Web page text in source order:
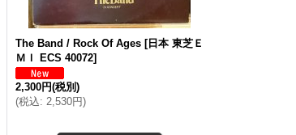
The Band ‎/ Rock Of Ages [日本 東芝Ｅ
ＭＩ ECS 40072]
2,300円(税別)
(税込: 2,530円)